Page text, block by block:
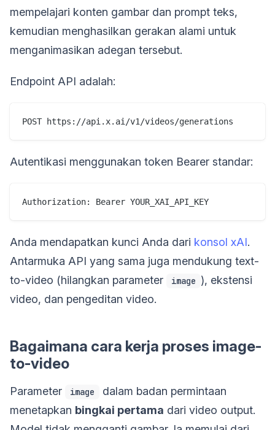
mempelajari konten gambar dan prompt teks,
kemudian menghasilkan gerakan alami untuk
menganimasikan adegan tersebut.
Endpoint API adalah:
Autentikasi menggunakan token Bearer standar:
Anda mendapatkan kunci Anda dari konsol xAI.
Antarmuka API yang sama juga mendukung text-
to-video (hilangkan parameter
image ), ekstensi
video, dan pengeditan video.
Bagaimana cara kerja proses image-
to-video
Parameter image
dalam badan permintaan
menetapkan bingkai pertama dari video output.